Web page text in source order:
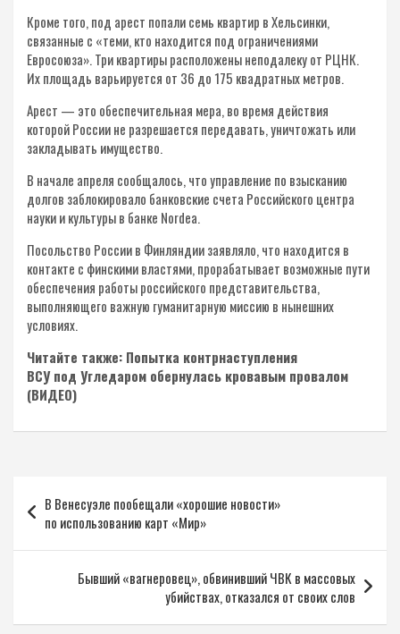
Кроме того, под арест попали семь квартир в Хельсинки,
связанные с «теми, кто находится под ограничениями
Евросоюза». Три квартиры расположены неподалеку от РЦНК.
Их площадь варьируется от 36 до 175 квадратных метров.
Арест — это обеспечительная мера, во время действия
которой России не разрешается передавать, уничтожать или
закладывать имущество.
В начале апреля сообщалось, что управление по взысканию
долгов заблокировало банковские счета Российского центра
науки и культуры в банке Nordea.
Посольство России в Финляндии заявляло, что находится в
контакте с финскими властями, прорабатывает возможные пути
обеспечения работы российского представительства,
выполняющего важную гуманитарную миссию в нынешних
условиях.
Читайте также: Попытка контрнаступления
ВСУ под Угледаром обернулась кровавым провалом
(ВИДЕО)
по
записям
В Венесуэле пообещали «хорошие новости»
по использованию карт «Мир»
Бывший «вагнеровец», обвинивший ЧВК в массовых
убийствах, отказался от своих слов